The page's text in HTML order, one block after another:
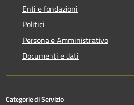
Enti e fondazioni
Politici
Personale Amministrativo
Documenti e dati
Categorie di Servizio